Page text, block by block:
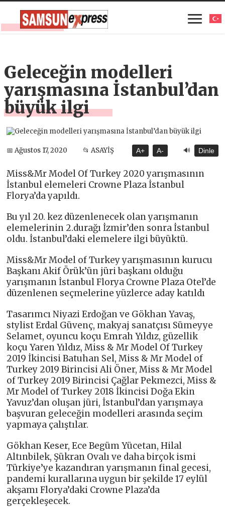
Geleceğin modelleri
yarışmasına İstanbul’dan
büyük ilgi
📅 Ağustos 17, 2020 📂 ASAYİŞ A+ A- 🔊 Dinle
Miss&Mr Model Of Turkey 2020 yarışmasının
İstanbul elemeleri Crowne Plaza İstanbul
Florya’da yapıldı.
Bu yıl 20. kez düzenlenecek olan yarışmanın
elemelerinin 2.durağı İzmir’den sonra İstanbul
oldu. İstanbul’daki elemelere ilgi büyüktü.
Miss&Mr Model of Turkey yarışmasının kurucu
Başkanı Akif Örük’ün jüri başkanı olduğu
yarışmanın İstanbul Florya Crowne Plaza Otel’de
düzenlenen seçmelerine yüzlerce aday katıldı
Tasarımcı Niyazi Erdoğan ve Gökhan Yavaş,
stylist Erdal Güvenç, makyaj sanatçısı Sümeyye
Selamet, oyuncu koçu Emrah Yıldız, güzellik
koçu Yaren Yıldız, Miss & Mr Model Of Turkey
2019 İkincisi Batuhan Sel, Miss & Mr Model of
Turkey 2019 Birincisi Ali Öner, Miss & Mr Model
of Turkey 2019 Birincisi Çağlar Pekmezci, Miss &
Mr Model of Turkey 2018 İkincisi Doğa Ekin
Yavuz’dan oluşan jüri, İstanbul’dan yarışmaya
başvuran geleceğin modelleri arasında seçim
yapmaya çalıştılar.
Gökhan Keser, Ece Begüm Yücetan, Hilal
Altınbilek, Şükran Ovalı ve daha birçok ismi
Türkiye’ye kazandıran yarışmanın final gecesi,
pandemi kurallarına uygun bir şekilde 17 eylül
akşamı Florya’daki Crowne Plaza’da
gerçekleşecek.